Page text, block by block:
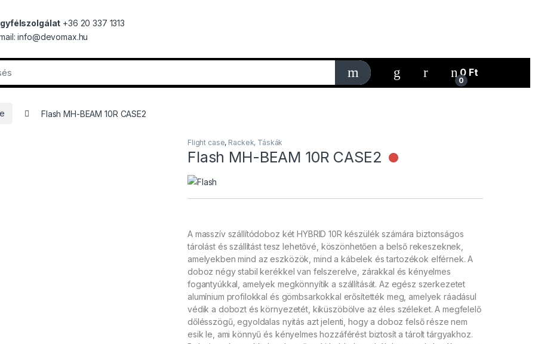
+36 20 337 1313
info@devomax.hu
My Account
0
0 Ft
Flash MH-BEAM 10R CASE2
Flight case, Rackek, Táskák
Flash MH-BEAM 10R CASE2 Nincs raktáron
A masszív szállítódoboz két HYBRID 10R készülék számára biztonságos
tárolást és szállítást tesz lehetővé, köszönhetően a belső rekeszeknek,
amelyekben mind az eszközök, mind a kábelek és tartozékok elférnek. A
doboz négy stabil kerékkel van felszerelve, zárakkal és kényelmes
fogantyúkkal, amelyek megkönnyítik a szállítását. Az egész szerkezetet
alumínium profilokkal és gömbsarkokkal erősítették meg, amelyek ráadásul
védik a dobozt és környezetét, kiküszöbölve az éles széleket. A megfelelő
dőlésszögű, egyoldalas nyitás azt jelenti, hogy a doboz felső része nem
esik le, ami könnyű és kényelmes hozzáférést biztosít a tárolt tárgyakhoz.